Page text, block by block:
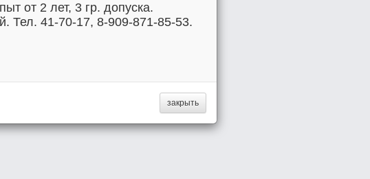
от 2 лет, 3 гр. допуска.
Тел. 41-70-17, 8-909-871-85-53.
закрыть